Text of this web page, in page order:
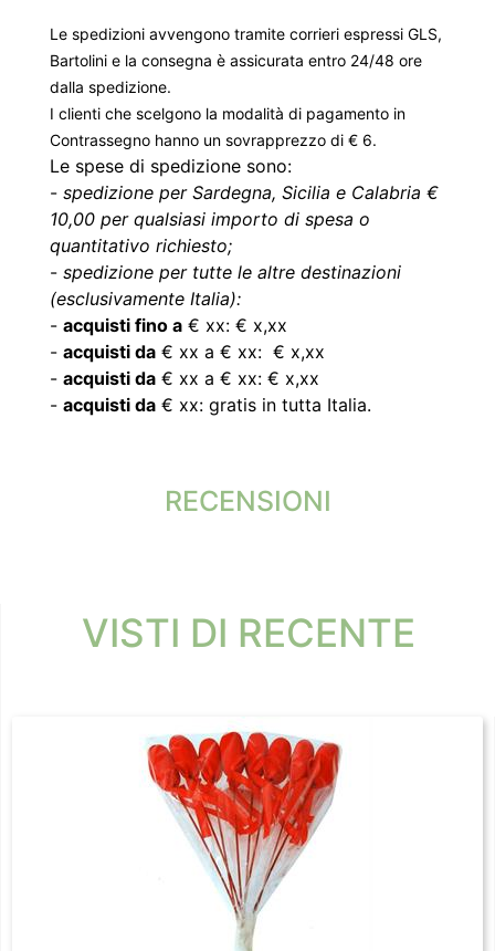
Le spedizioni avvengono tramite corrieri espressi GLS,
Bartolini e la consegna è assicurata entro 24/48 ore
dalla spedizione.
I clienti che scelgono la modalità di pagamento in
Contrassegno hanno un sovrapprezzo di € 6.
Le spese di spedizione sono:
- spedizione per Sardegna, Sicilia e Calabria €
10,00 per qualsiasi importo di spesa o
quantitativo richiesto;
- spedizione per tutte le altre destinazioni
(esclusivamente Italia):
- acquisti fino a € xx: € x,xx
- acquisti da € xx a € xx: € x,xx
- acquisti da € xx a € xx: € x,xx
- acquisti da € xx: gratis in tutta Italia.
RECENSIONI
VISTI DI RECENTE